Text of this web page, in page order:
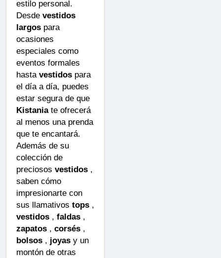
estilo personal.
Desde vestidos
largos para
ocasiones
especiales como
eventos formales
hasta vestidos para
el día a día, puedes
estar segura de que
Kistaniate ofrecerá
al menos una prenda
que te encantará.
Además de su
colección de
preciosos vestidos ,
saben cómo
impresionarte con
sus llamativos tops ,
vestidos , faldas ,
zapatos , corsés ,
bolsos , joyas y un
montón de otras